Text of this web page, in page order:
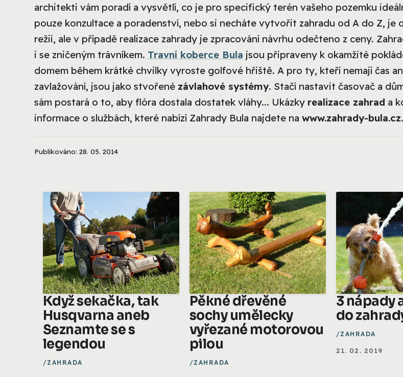
architekti vám poradí a vysvětlí, co je pro specifický terén vašeho pozemku
pouze konzultace a poradenství, nebo si necháte vytvořit zahradu od A do Z, je
režii, ale v případě realizace zahrady je zpracování návrhu odečteno z ceny.
i se zničeným trávníkem. Travní koberce Bula jsou připraveny k okamžité
domem během krátké chvilky vyroste golfové hřiště. A pro ty, kteří nemají čas
zavlažování, jsou jako stvořené závlahové systémy. Stačí nastavit časovač a
sám postará o to, aby flóra dostala dostatek vláhy... Ukázky realizace zahrad a
informace o službách, které nabízí Zahrady Bula najdete na www.zahrady-bula.cz.
Publikováno: 28. 05. 2014
Když sekačka, tak
Husqvarna aneb
Seznamte se s
legendou
ZAHRADA
Pěkné dřevěné
sochy umělecky
vyřezané motorovou
pilou
ZAHRADA
3 nápady
do
ZAHRADA
21. 02. 2019